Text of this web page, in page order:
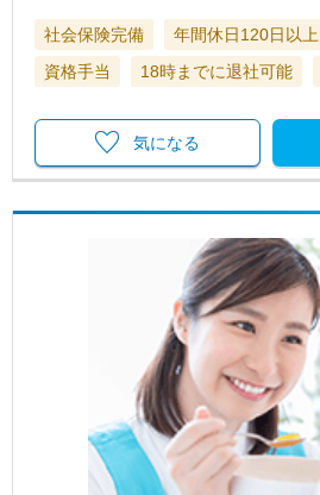
社会保険完備 年間休日120日以上
資格手当
18時までに退社可能
気になる